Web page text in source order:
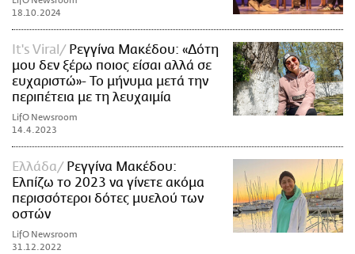
18.10.2024
It's Viral
Ρεγγίνα Μακέδου: «Δότη
μου δεν ξέρω ποιος είσαι αλλά σε
ευχαριστώ»- Το μήνυμα μετά την
περιπέτεια με τη λευχαιμία
LifO Newsroom
14.4.2023
Ελλάδα
Ρεγγίνα Μακέδου:
Ελπίζω το 2023 να γίνετε ακόμα
περισσότεροι δότες μυελού των
οστών
LifO Newsroom
31.12.2022